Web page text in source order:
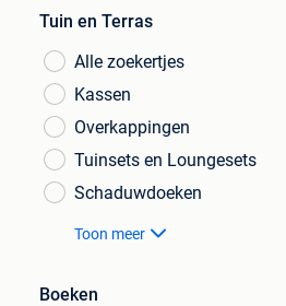
Tuin en Terras
Alle zoekertjes
Kassen
Overkappingen
Tuinsets en Loungesets
Schaduwdoeken
Toon meer
Boeken